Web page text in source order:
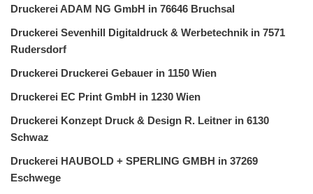
Druckerei ADAM NG GmbH in 76646 Bruchsal
Druckerei Sevenhill Digitaldruck & Werbetechnik in 7571
Rudersdorf
Druckerei Druckerei Gebauer in 1150 Wien
Druckerei EC Print GmbH in 1230 Wien
Druckerei Konzept Druck & Design R. Leitner in 6130
Schwaz
Druckerei HAUBOLD + SPERLING GMBH in 37269
Eschwege